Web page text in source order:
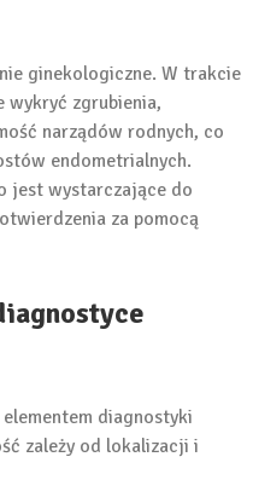
ginekologiczne. W trakcie
wykryć zgrubienia,
narządów rodnych, co
endometrialnych.
jest wystarczające do
za pomocą
diagnostyki
zależy od lokalizacji i